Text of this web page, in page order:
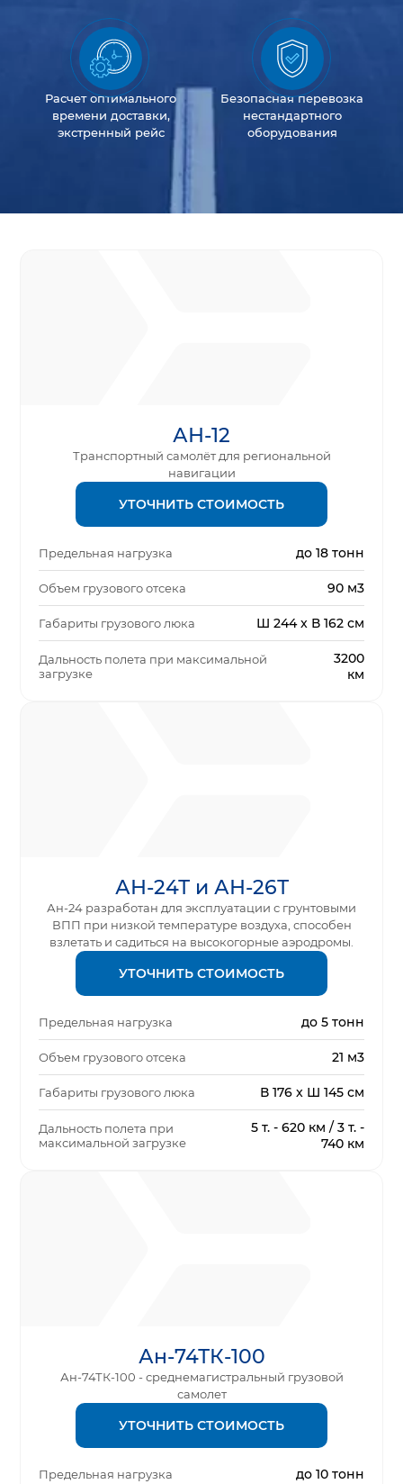
Расчет оптимального
времени доставки,
экстренный рейс
Безопасная перевозка
нестандартного
оборудования
АН-12
Транспортный самолёт для региональной
навигации
УТОЧНИТЬ СТОИМОСТЬ
Предельная нагрузка до 18 тонн
Объем грузового отсека 90 м3
Габариты грузового люка Ш 244 x В 162 см
Дальность полета при максимальной
загрузке
3200
км
АН-24Т и АН-26Т
Ан-24 разработан для эксплуатации с грунтовыми
ВПП при низкой температуре воздуха, способен
взлетать и садиться на высокогорные аэродромы.
УТОЧНИТЬ СТОИМОСТЬ
Предельная нагрузка до 5 тонн
Объем грузового отсека 21 м3
Габариты грузового люка В 176 x Ш 145 см
Дальность полета при
максимальной загрузке
5 т. - 620 км / 3 т. -
740 км
Ан-74ТК-100
Ан-74ТК-100 - среднемагистральный грузовой
самолет
УТОЧНИТЬ СТОИМОСТЬ
Предельная нагрузка до 10 тонн